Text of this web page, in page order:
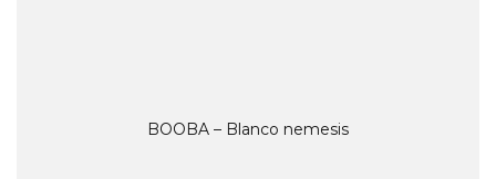
BOOBA – Blanco nemesis